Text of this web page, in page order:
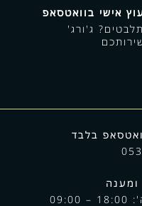
אישי בוואטסאפ
ג'ורג'
בלבד